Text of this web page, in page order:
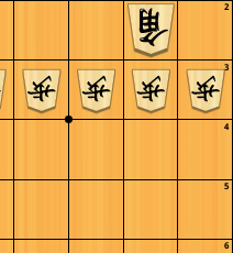
6
5
4
3
2